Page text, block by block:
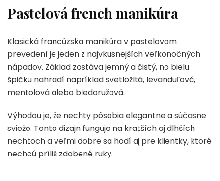
Pastelová french manikúra
Klasická francúzska manikúra v pastelovom
prevedení je jeden z najvkusnejších veľkonočných
nápadov. Základ zostáva jemný a čistý, no bielu
špičku nahradí napríklad svetložltá, levanduľová,
mentolová alebo bledoružová.
Výhodou je, že nechty pôsobia elegantne a súčasne
sviežo. Tento dizajn funguje na kratších aj dlhších
nechtoch a veľmi dobre sa hodí aj pre klientky, ktoré
nechcú príliš zdobené ruky.